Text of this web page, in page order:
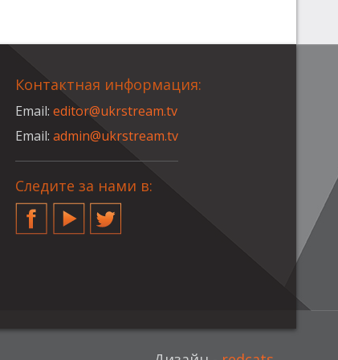
Контактная информация:
Email:editor@ukrstream.tv
Email:admin@ukrstream.tv
Следите за нами в:
FacebookYouTubeTwitter